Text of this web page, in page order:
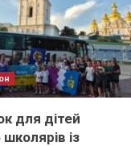
для дітей
із